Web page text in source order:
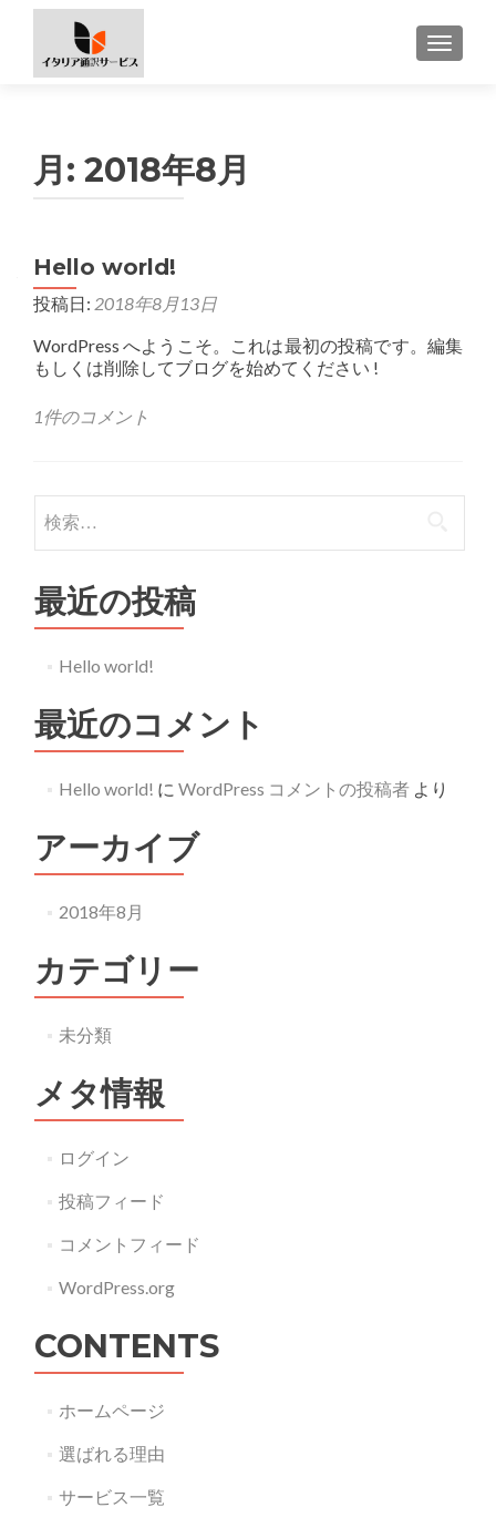
ナビゲ
月: 2018年8月
Hello world!
投稿日: 2018年8月13日
WordPress へようこそ。これは最初の投稿です。編集
もしくは削除してブログを始めてください !
1件のコメント
索:
最近の投稿
Hello world!
最近のコメント
Hello world! に WordPress コメントの投稿者より
アーカイブ
2018年8月
カテゴリー
未分類
メタ情報
ログイン
投稿フィード
コメントフィード
WordPress.org
CONTENTS
ホームページ
選ばれる理由
サービス一覧